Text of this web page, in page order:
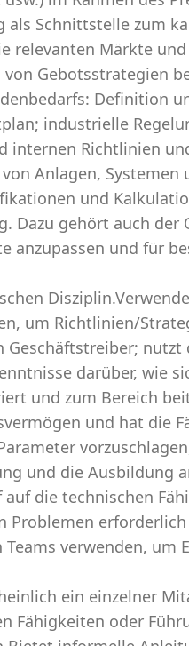
Schnittstelle zum
relevanten Märkte
Gebotsstrategien
Definition
industrielle
internen Richtlinien
Anlagen, Systemen
und
Dazu gehört auch der
anzupassen und für
um Richtlinien/
nutzt
darüber, wie
und zum Bereich
und hat die
und die Ausbildung
die technischen
Problemen
verwenden, um
ein einzelner
Fähigkeiten oder